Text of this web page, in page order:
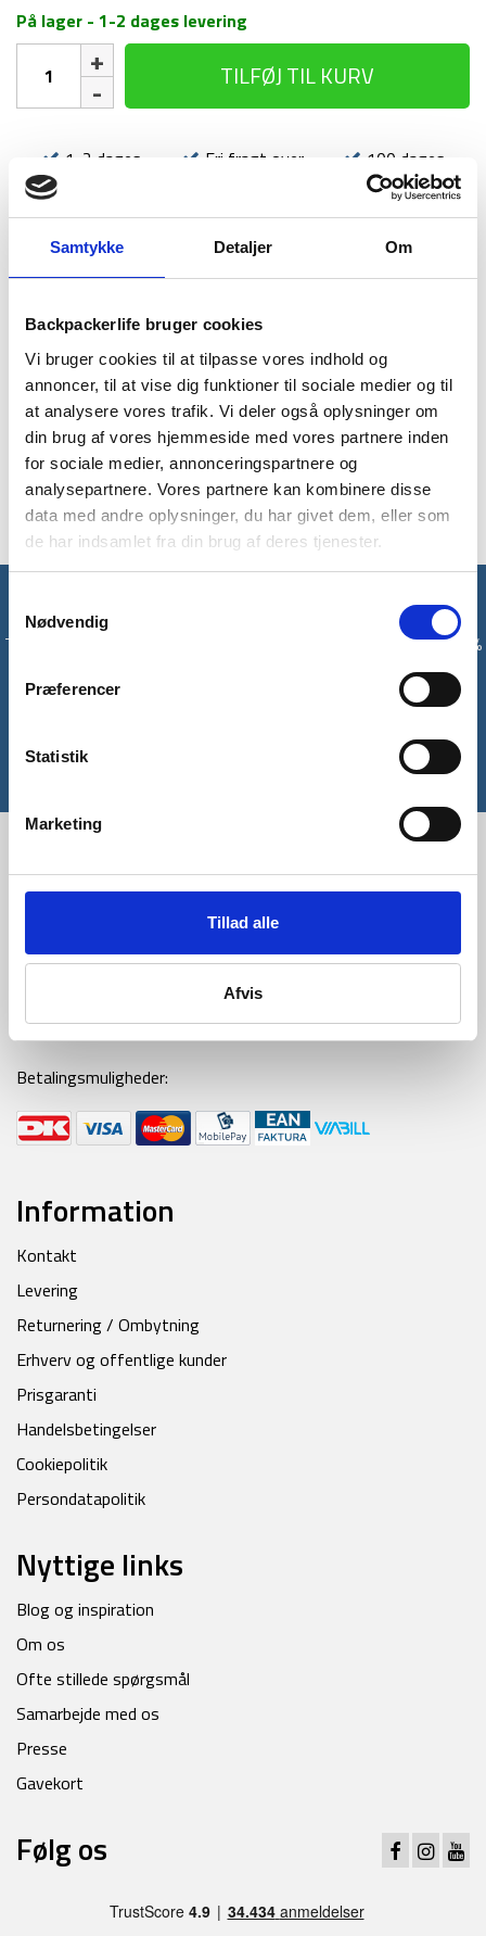
Samtykke Detaljer Om
Backpackerlife bruger cookies
Vi bruger cookies til at tilpasse vores indhold og
annoncer, til at vise dig funktioner til sociale medier og til
at analysere vores trafik. Vi deler også oplysninger om
din brug af vores hjemmeside med vores partnere inden
for sociale medier, annonceringspartnere og
analysepartnere. Vores partnere kan kombinere disse
data med andre oplysninger, du har givet dem, eller som
de har indsamlet fra din brug af deres tjenester.
Nødvendig
Præferencer
Statistik
Marketing
Tillad alle
Afvis
På lager - 1-2 dages levering
Pakkeposer
Highlander
stk
antal
TILFØJ TIL KURV
1-2 dages
Fri fragt over
100 dages
returret
Paksak pakkeposer fra Highlander er praktiske til tøj og
udstyr. Sættet består af 3 forskellige pakkeposer i forskellige
størrelser og farver. Der er snøre i toppen, så man kan lukke
af for det, som du putter deri. De er lette og nemme at have
med.
Tilmeld dig vores nyhedsbrev og modtag med det samme en 10%
Tlf:42 55 59 19
Ring til os alle hverdage fra kl 9-16
Mail:kontakt@backpackerlife.dk
Betalingsmuligheder:
Information
Kontakt
Levering
Returnering / Ombytning
Erhverv og offentlige kunder
Prisgaranti
Handelsbetingelser
Cookiepolitik
Persondatapolitik
Nyttige links
Blog og inspiration
Om os
Ofte stillede spørgsmål
Samarbejde med os
Presse
Gavekort
Følg os